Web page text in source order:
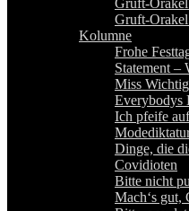
Gruft-
Gruft-
Kolumne
Frohe
Statement –
Miss
Everybodys
Ich pfeife
Dinge, die
Covidioten
Bitte nicht
Mach‘s gut,